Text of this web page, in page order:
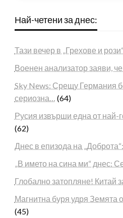
Най-четени за днес:
Тази вечер в „Грехове и
Военен анализатор заяви,
Sky News: Срещу Германия
сериозна… (64)
Русия извърши една от най-
(62)
Днес в епизода на
„В името на сина ми“ днес:
Глобално затопляне! Китай
Магнитна буря удря Земята
(45)